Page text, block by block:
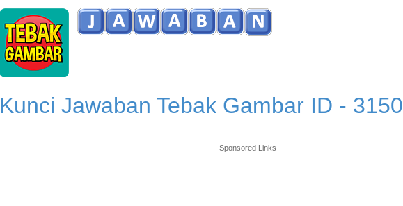
Kunci Jawaban Tebak Gambar ID - 3150
Sponsored Links